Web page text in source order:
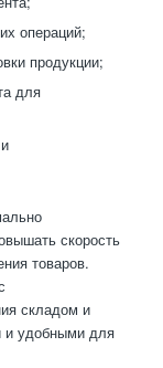
операций;
продукции;
для
скорость
товаров.
складом и
и удобными для